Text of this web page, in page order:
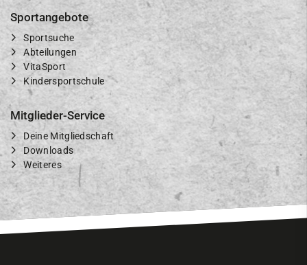
Sportangebote
Sportsuche
Abteilungen
VitaSport
Kindersportschule
Mitglieder-Service
Deine Mitgliedschaft
Downloads
Weiteres